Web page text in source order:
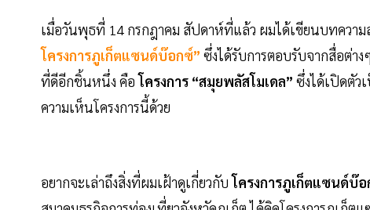
เมื่อวันพุธที่ 14 กรกฎาคม สัปดาห์ที่แล้ว ผมได้เขียนบทควา
โครงการภูเก็ตแซนด์บ๊อกซ์” ซึ่งได้รับการตอบรับจากสื่อต่า
ที่ดีอีกชิ้นหนึ่ง คือโครงการ “สมุยพลัสโมเดล” ซึ่งได้เปิดตัว
ความเห็นโครงการนี้ด้วย
อยากจะเล่าถึงสิ่งที่ผมเฝ้าดูเกี่ยวกับโครงการภูเก็ตแซนด์บ๊